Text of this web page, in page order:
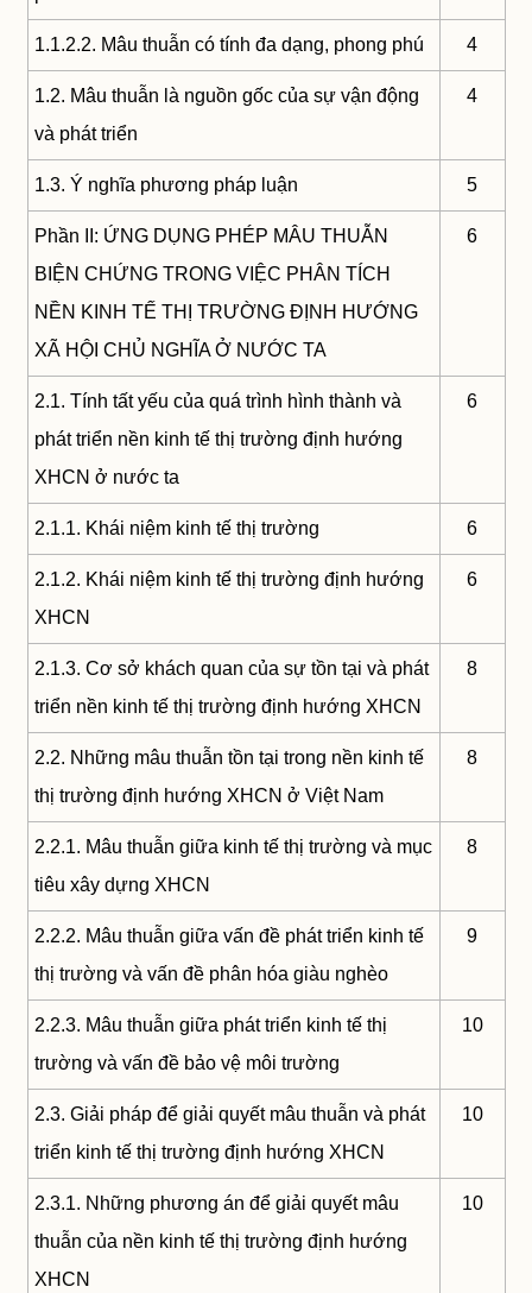
1.1.2.2. Mâu thuẫn có tính đa dạng, phong phú 4
1.2. Mâu thuẫn là nguồn gốc của sự vận động
và phát triển
4
1.3. Ý nghĩa phương pháp luận 5
Phần II: ỨNG DỤNG PHÉP MÂU THUẪN
BIỆN CHỨNG TRONG VIỆC PHÂN TÍCH
NỀN KINH TẾ THỊ TRƯỜNG ĐỊNH HƯỚNG
XÃ HỘI CHỦ NGHĨA Ở NƯỚC TA
6
2.1. Tính tất yếu của quá trình hình thành và
phát triển nền kinh tế thị trường định hướng
XHCN ở nước ta
6
2.1.1. Khái niệm kinh tế thị trường 6
2.1.2. Khái niệm kinh tế thị trường định hướng
XHCN
6
2.1.3. Cơ sở khách quan của sự tồn tại và phát
triển nền kinh tế thị trường định hướng XHCN
8
2.2. Những mâu thuẫn tồn tại trong nền kinh tế
thị trường định hướng XHCN ở Việt Nam
8
2.2.1. Mâu thuẫn giữa kinh tế thị trường và mục
tiêu xây dựng XHCN
8
2.2.2. Mâu thuẫn giữa vấn đề phát triển kinh tế
thị trường và vấn đề phân hóa giàu nghèo
9
2.2.3. Mâu thuẫn giữa phát triển kinh tế thị
trường và vấn đề bảo vệ môi trường
10
2.3. Giải pháp để giải quyết mâu thuẫn và phát
triển kinh tế thị trường định hướng XHCN
10
2.3.1. Những phương án để giải quyết mâu
thuẫn của nền kinh tế thị trường định hướng
XHCN
10